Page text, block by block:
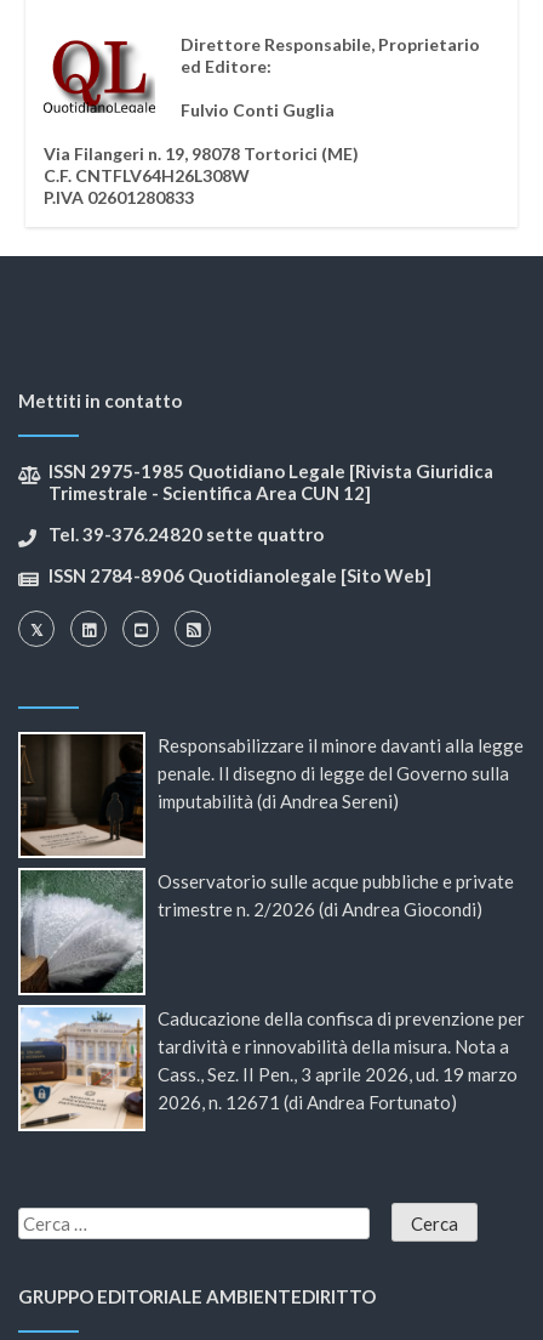
Direttore Responsabile, Proprietario
ed Editore:
Fulvio Conti Guglia
Via Filangeri n. 19, 98078 Tortorici (ME)
C.F. CNTFLV64H26L308W
P.IVA 02601280833
Mettiti in contatto
ISSN 2975-1985 Quotidiano Legale [Rivista Giuridica
Trimestrale - Scientifica Area CUN 12]
Tel. 39-376.24820 sette quattro
ISSN 2784-8906 Quotidianolegale [Sito Web]
Responsabilizzare il minore davanti alla legge
penale. Il disegno di legge del Governo sulla
imputabilità (di Andrea Sereni)
Osservatorio sulle acque pubbliche e private
trimestre n. 2/2026 (di Andrea Giocondi)
Caducazione della confisca di prevenzione per
tardività e rinnovabilità della misura. Nota a
Cass., Sez. II Pen., 3 aprile 2026, ud. 19 marzo
2026, n. 12671 (di Andrea Fortunato)
GRUPPO EDITORIALE AMBIENTEDIRITTO